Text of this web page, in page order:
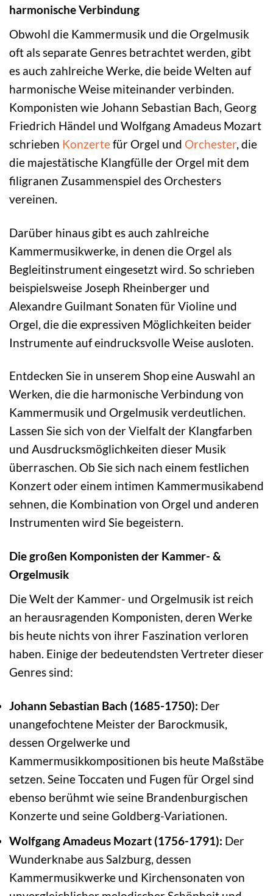
harmonische Verbindung
Obwohl die Kammermusik und die Orgelmusik
oft als separate Genres betrachtet werden, gibt
es auch zahlreiche Werke, die beide Welten auf
harmonische Weise miteinander verbinden.
Komponisten wie Johann Sebastian Bach, Georg
Friedrich Händel und Wolfgang Amadeus Mozart
schrieben Konzertefür Orgel und Orchester, die
die majestätische Klangfülle der Orgel mit dem
filigranen Zusammenspiel des Orchesters
vereinen.
Darüber hinaus gibt es auch zahlreiche
Kammermusikwerke, in denen die Orgel als
Begleitinstrument eingesetzt wird. So schrieben
beispielsweise Joseph Rheinberger und
Alexandre Guilmant Sonaten für Violine und
Orgel, die die expressiven Möglichkeiten beider
Instrumente auf eindrucksvolle Weise ausloten.
Entdecken Sie in unserem Shop eine Auswahl an
Werken, die die harmonische Verbindung von
Kammermusik und Orgelmusik verdeutlichen.
Lassen Sie sich von der Vielfalt der Klangfarben
und Ausdrucksmöglichkeiten dieser Musik
überraschen. Ob Sie sich nach einem festlichen
Konzert oder einem intimen Kammermusikabend
sehnen, die Kombination von Orgel und anderen
Instrumenten wird Sie begeistern.
Die großen Komponisten der Kammer- &
Orgelmusik
Die Welt der Kammer- und Orgelmusik ist reich
an herausragenden Komponisten, deren Werke
bis heute nichts von ihrer Faszination verloren
haben. Einige der bedeutendsten Vertreter dieser
Genres sind:
Johann Sebastian Bach (1685-1750): Der
unangefochtene Meister der Barockmusik,
dessen Orgelwerke und
Kammermusikkompositionen bis heute Maßstäbe
setzen. Seine Toccaten und Fugen für Orgel sind
ebenso berühmt wie seine Brandenburgischen
Konzerte und seine Goldberg-Variationen.
Wolfgang Amadeus Mozart (1756-1791): Der
Wunderknabe aus Salzburg, dessen
Kammermusikwerke und Kirchensonaten von